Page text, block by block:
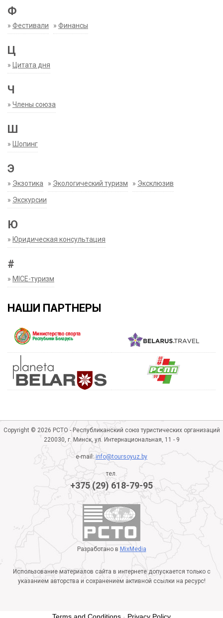
Ф
» Фестивали » Финансы
Ц
» Цитата дня
Ч
» Члены союза
Ш
» Шопинг
Э
» Экзотика » Экологический туризм » Эксклюзив
» Экскурсии
Ю
» Юридическая консультация
#
» MICE-туризм
НАШИ ПАРТНЕРЫ
Copyright © 2026 РСТО - Республиканский союз туристических организаций
220030, г. Минск, ул. Интернациональная, 11 - 9
e-mail:info@toursoyuz.by
тел.
+375 (29) 618-79-95
Разработано в MixMedia
Использование материалов сайта в интернете допускается только с
указанием авторства и сохранением активной ссылки на ресурс!